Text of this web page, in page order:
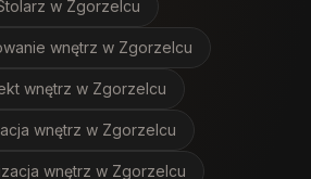
w Zgorzelcu
wnętrz w Zgorzelcu
wnętrz w Zgorzelcu
wnętrz w Zgorzelcu
wnętrz w Zgorzelcu